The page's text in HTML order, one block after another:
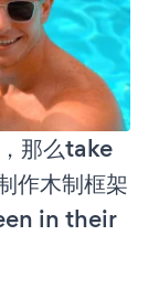
那么take
作木制框架
in their